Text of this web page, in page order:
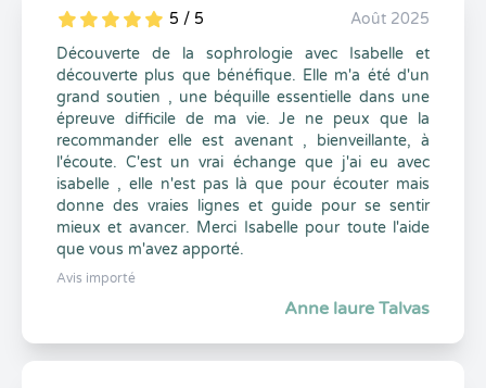
5
1
5
0 5 / 5
Août 2025
Découverte de la sophrologie avec Isabelle et
découverte plus que bénéfique. Elle m'a été d'un
grand soutien , une béquille essentielle dans une
épreuve difficile de ma vie. Je ne peux que la
recommander elle est avenant , bienveillante, à
l'écoute. C'est un vrai échange que j'ai eu avec
isabelle , elle n'est pas là que pour écouter mais
donne des vraies lignes et guide pour se sentir
mieux et avancer. Merci Isabelle pour toute l'aide
que vous m'avez apporté.
Avis importé
Anne laure Talvas